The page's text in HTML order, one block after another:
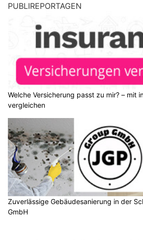
PUBLIREPORTAGEN
Welche Versicherung passt zu mir? – mit
vergleichen
Zuverlässige Gebäudesanierung in der
GmbH